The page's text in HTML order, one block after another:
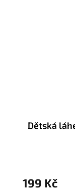
Dětská
199 Kč